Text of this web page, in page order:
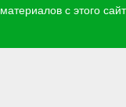
с этого
вопрос